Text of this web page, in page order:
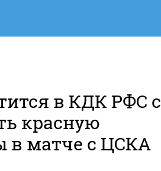
в КДК РФС с
красную
в матче с ЦСКА